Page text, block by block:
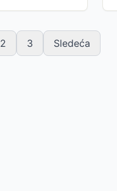
2 3 Sledeća